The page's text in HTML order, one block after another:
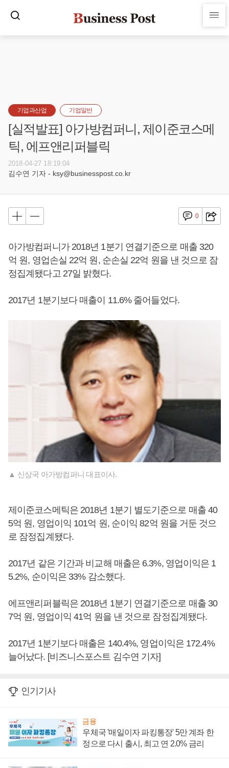
기업과산업 기업일반
[실적발표] 아가방컴퍼니, 제이준코스메
틱, 에프앤리퍼블릭
2018-04-27 18:19:04
김수연 기자 - ksy@businesspost.co.kr
0
아가방컴퍼니가 2018년 1분기 연결기준으로 매출 320
억 원, 영업손실 22억 원, 순손실 22억 원을 낸 것으로 잠
정집계됐다고 27일 밝혔다.
2017년 1분기보다 매출이 11.6% 줄어들었다.
▲ 신상국 아가방컴퍼니 대표이사.
제이준코스메틱은 2018년 1분기 별도기준으로 매출 40
5억 원, 영업이익 101억 원, 순이익 82억 원을 거둔 것으
로 잠정집계됐다.
2017년 같은 기간과 비교해 매출은 6.3%, 영업이익은 1
5.2%, 순이익은 33% 감소했다.
에프앤리퍼블릭은 2018년 1분기 연결기준으로 매출 30
7억 원, 영업이익 41억 원을 낸 것으로 잠정집계됐다.
2017년 1분기보다 매출은 140.4%, 영업이익은 172.4%
늘어났다. [비즈니스포스트 김수연 기자]
인기기사
금융
우체국 '매일이자 파킹통장' 5만 계좌 한
정으로 다시 출시, 최고 연 2.0% 금리